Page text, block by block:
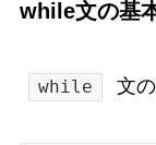
while文の基
while 文